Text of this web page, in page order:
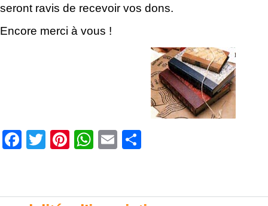
seront ravis de recevoir vos dons.
Encore merci à vous !
Facebook
TwitterPinterest
WhatsApp
Email